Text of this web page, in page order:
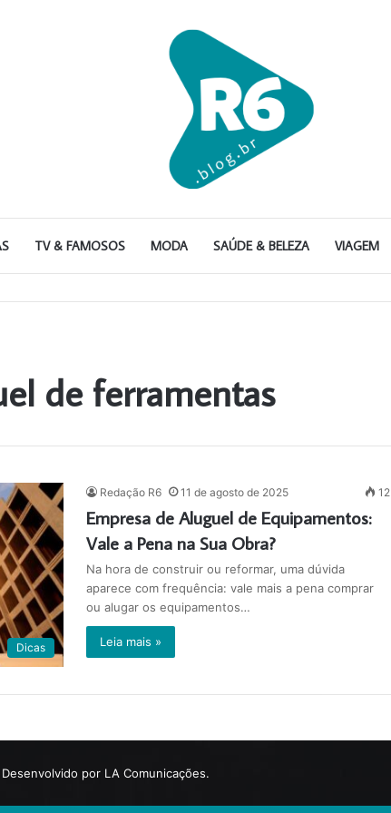
TV & FAMOSOS MODA SAÚDE & BELEZA VIAGEM
de ferramentas
Dicas
Redação R6 11 de agosto de 2025 12
Empresa de Aluguel de Equipamentos:
Vale a Pena na Sua Obra?
Na hora de construir ou reformar, uma dúvida
aparece com frequência: vale mais a pena comprar
ou alugar os equipamentos…
Leia mais »
Desenvolvido por LA Comunicações.